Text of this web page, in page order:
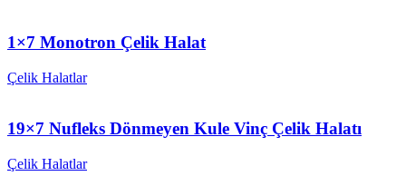
1×7 Monotron Çelik Halat
Çelik Halatlar
19×7 Nufleks Dönmeyen Kule Vinç Çelik Halatı
Çelik Halatlar